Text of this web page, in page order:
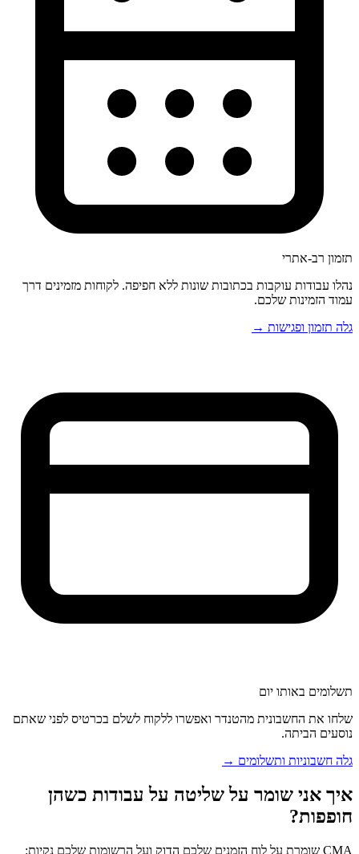
תזמון רב-אתרי
נהלו עבודות עוקבות בכתובות שונות ללא חפיפה. לקוחות מזמינים דרך
עמוד הזמינות שלכם.
גלה תזמון ופגישות →
תשלומים באותו יום
שלחו את החשבונית מהטנדר ואפשרו ללקוח לשלם בכרטיס לפני שאתם
נוסעים הביתה.
גלה חשבוניות ותשלומים →
איך אני שומר על שליטה על עבודות כשהן
חופפות?
CMA שומרת על לוח הזמנים שלכם הדוק ועל הרשומות שלכם נקיות: